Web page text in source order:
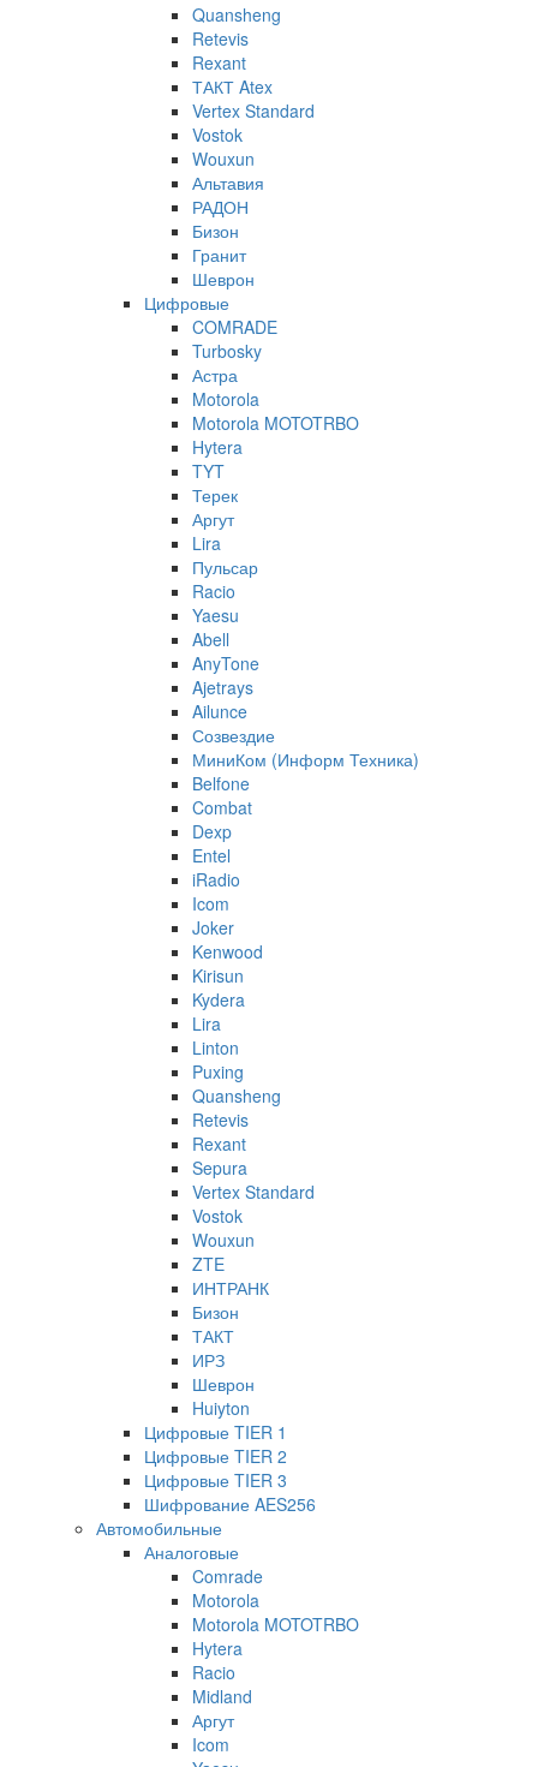
Quansheng
Retevis
Rexant
ТАКТ Atex
Vertex Standard
Vostok
Wouxun
Альтавия
РАДОН
Бизон
Гранит
Шеврон
Цифровые
COMRADE
Turbosky
Астра
Motorola
Motorola MOTOTRBO
Hytera
TYT
Терек
Аргут
Lira
Пульсар
Racio
Yaesu
Abell
AnyTone
Ajetrays
Ailunce
Созвездие
МиниКом (Информ Техника)
Belfone
Combat
Dexp
Entel
iRadio
Icom
Joker
Kenwood
Kirisun
Kydera
Lira
Linton
Puxing
Quansheng
Retevis
Rexant
Sepura
Vertex Standard
Vostok
Wouxun
ZTE
ИНТРАНК
Бизон
ТАКТ
ИРЗ
Шеврон
Huiyton
Цифровые TIER 1
Цифровые TIER 2
Цифровые TIER 3
Шифрование AES256
Автомобильные
Аналоговые
Comrade
Motorola
Motorola MOTOTRBO
Hytera
Racio
Midland
Аргут
Icom